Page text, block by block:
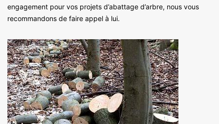
engagement pour vos projets d’abattage d’arbre, nous vous
recommandons de faire appel à lui.